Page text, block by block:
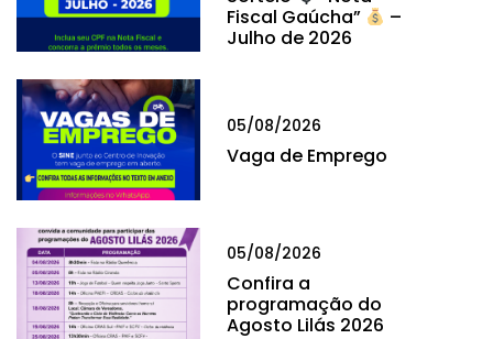
Fiscal Gaúcha”
–
Julho de 2026
05/08/2026
Vaga de Emprego
05/08/2026
Confira a
programação do
Agosto Lilás 2026